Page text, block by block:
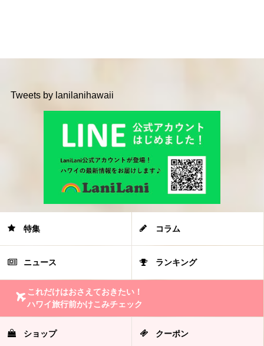
Tweets by lanilanihawaii
特集 コラム
ニュース ランキング
これだけはおさえておきたい！
ハワイ旅行前かけこみチェック
ショップ クーポン